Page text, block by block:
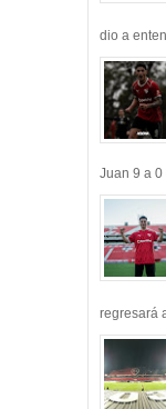
dio a
Juan 9 a 0
regresará